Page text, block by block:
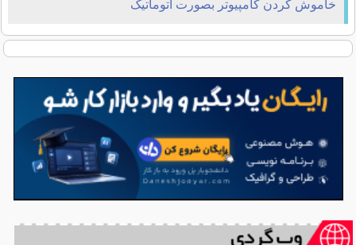
خاموش کردن کامپيوتر بصورت اتوماتیک